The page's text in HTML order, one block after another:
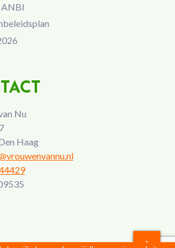
ANBI
Nu
Haag